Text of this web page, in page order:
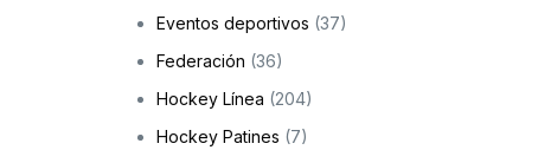
a la infancia y adolescencia
Skateboarding
Eventos deportivos (37)
Federación (36)
Hockey Línea (204)
Hockey Patines (7)